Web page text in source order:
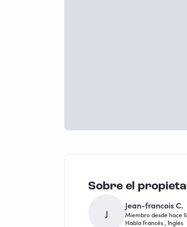
Sobre el
J
Jean-francois C.
Miembro desde hace
Habla Francés , Inglés